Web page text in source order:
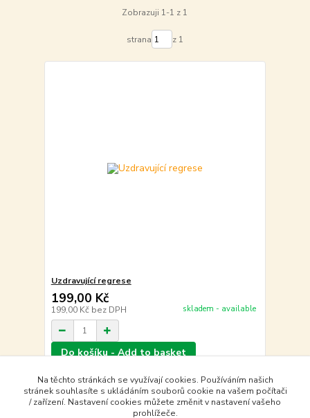
Zobrazuji 1-1 z 1
strana z 1
Uzdravující regrese
199,00 Kč
199,00 Kč bez DPH skladem - available
Do košíku - Add to basket
strana z 1
Na těchto stránkách se využívají cookies. Používáním našich
stránek souhlasíte s ukládáním souborů cookie na vašem počítači
/ zařízení. Nastavení cookies můžete změnit v nastavení vašeho
prohlížeče.